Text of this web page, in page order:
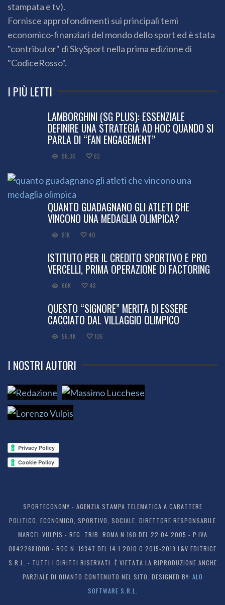
stampata e tv).
Fornisce approfondimenti sui principali temi
economico-finanziari del mondo dello sport ed è stata
"contributor" di SkySport nella prima edizione di
"CodiceRosso".
I PIÙ LETTI
LAMBORGHINI (SG PLUS): ESSENZIALE
DEFINIRE UNA STRATEGIA AD HOC QUANDO SI
PARLA DI “FAN ENGAGEMENT”
98.3K 83
QUANTO GUADAGNANO GLI ATLETI CHE
VINCONO UNA MEDAGLIA OLIMPICA?
81K 40
ISTITUTO PER IL CREDITO SPORTIVO E PRO
VERCELLI, PRIMA OPERAZIONE DI FACTORING
66K 48
QUESTO “SIGNORE” MERITA DI ESSERE
CACCIATO DAL VILLAGGIO OLIMPICO
56.4K 106
I NOSTRI AUTORI
SPORTECONOMY - AGENZIA STAMPA TELEMATICA A CARATTERE
POLITICO, ECONOMICO, SPORTIVO, SOCIALE. DIRETTORE RESPONSABILE
MARCEL VULPIS - REG. TRIB. ROMA N.160 DEL 22.04.2005 - P.IVA
08422681000 - ROC N. 19347 DEL 14.1.2010 C 2015-2019 L&V EDITRICE
S.R.L. - TUTTI I DIRITTI RISERVATI. È VIETATA LA RIPRODUZIONE ANCHE
PARZIALE DI QUANTO CONTENUTO NEL SITO. DESIGNED BY: ALO
SOFTWARE S.R.L.